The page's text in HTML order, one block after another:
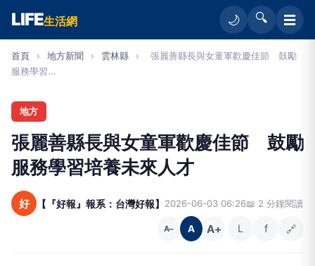
LIFE生活網 🌙 🔍 ☰
首頁 › 地方新聞 › 雲林縣 ›
張麗善縣長與女童軍歡慶佳節 鼓勵
服務學習...
地方
張麗善縣長與女童軍歡慶佳節 鼓勵
服務學習培養未來人才
好 【『好報』報系：台灣好報】 2026-06-03 06:26📖 2 分鐘閱讀
A− A A+ L f 🔗